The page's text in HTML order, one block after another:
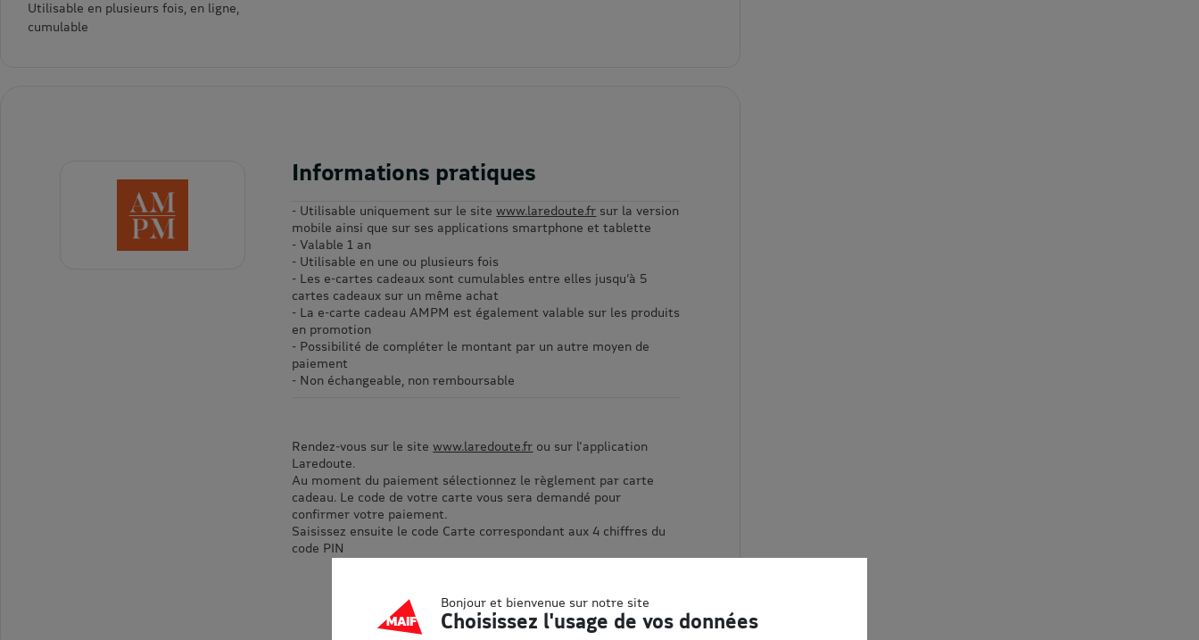
Utilisable en plusieurs fois, en ligne,
cumulable
Informations pratiques
- Utilisable uniquement sur le sitewww.laredoute.fr sur la version
mobile ainsi que sur ses applications smartphone et tablette
- Valable 1 an
- Utilisable en une ou plusieurs fois
- Les e-cartes cadeaux sont cumulables entre elles jusqu’à 5
cartes cadeaux sur un même achat
- La e-carte cadeau AMPM est également valable sur les produits
en promotion
- Possibilité de compléter le montant par un autre moyen de
paiement
- Non échangeable, non remboursable
Rendez-vous sur le sitewww.laredoute.fr ou sur l'application
Laredoute.
Au moment du paiement sélectionnez le règlement par carte
cadeau. Le code de votre carte vous sera demandé pour
confirmer votre paiement.
Saisissez ensuite le code Carte correspondant aux 4 chiffres du
code PIN
Bonjour et bienvenue sur notre site
Choisissez l'usage de vos données